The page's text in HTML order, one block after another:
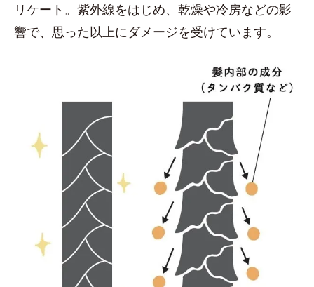
リケート。紫外線をはじめ、乾燥や冷房などの影
響で、思った以上にダメージを受けています。